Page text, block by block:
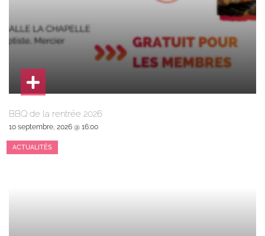
BBQ de la rentrée 2026
10 septembre, 2026 @ 16:00
ACTUALITÉS